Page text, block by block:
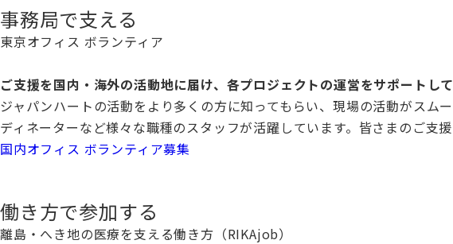
事務局で支える
東京オフィス ボランティア
ご支援を国内・海外の活動地に届け、各プロジェクトの運営をサポートして
ジャパンハートの活動をより多くの方に知ってもらい、現場の活動がス
ディネーターなど様々な職種のスタッフが活躍しています。皆さまのご支
国内オフィス ボランティア募集
働き方で参加する
離島・へき地の医療を支える働き方（RIKAjob）